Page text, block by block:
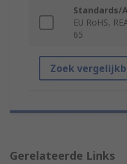
Standards/
EU RoHS,
65
Zoek
Gerelateerde Links